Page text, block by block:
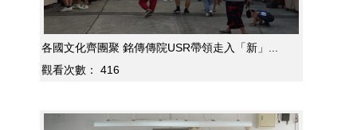
各國文化齊團聚 銘傳傳院USR帶領走入「新」...
觀看次數：
416